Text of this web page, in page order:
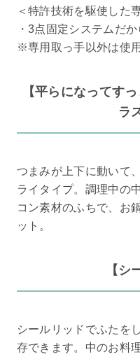
＜特許技術を駆使した
・3点固定システムだ
※専用取っ手以外は使
【平らになってす
ラ
つまみが上下に動いて
ライタイプ。調理中の
コン素材のふちで、お
ット。
【シ
シールリッドでふたを
存できます。中のお料